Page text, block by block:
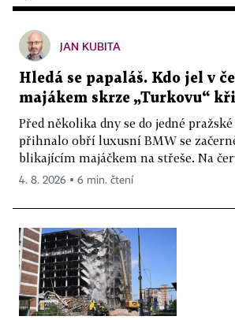
JAN KUBITA
Hledá se papaláš. Kdo jel v
majákem skrze „Turkovu“
Před několika dny se do jedné
přihnalo obří luxusní BMW se
blikajícím majáčkem na střeše. Na
4. 8. 2026 ▪ 6 min. čtení